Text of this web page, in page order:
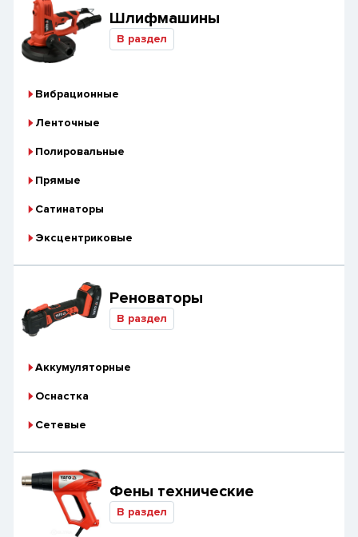
Шлифмашины
В раздел
Вибрационные
Ленточные
Полировальные
Прямые
Сатинаторы
Эксцентриковые
Реноваторы
В раздел
Аккумуляторные
Оснастка
Сетевые
Фены технические
В раздел